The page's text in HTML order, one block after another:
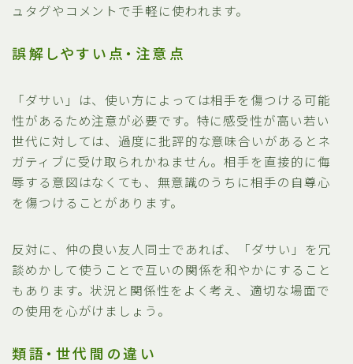
ュタグやコメントで手軽に使われます。
誤解しやすい点・注意点
「ダサい」は、使い方によっては相手を傷つける可能
性があるため注意が必要です。特に感受性が高い若い
世代に対しては、過度に批評的な意味合いがあるとネ
ガティブに受け取られかねません。相手を直接的に侮
辱する意図はなくても、無意識のうちに相手の自尊心
を傷つけることがあります。
反対に、仲の良い友人同士であれば、「ダサい」を冗
談めかして使うことで互いの関係を和やかにすること
もあります。状況と関係性をよく考え、適切な場面で
の使用を心がけましょう。
類語・世代間の違い